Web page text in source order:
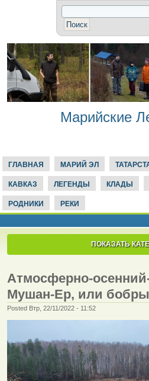
Марийские
ГЛАВНАЯ МАРИЙ ЭЛ
КАВКАЗ ЛЕГЕНДЫ КЛАДЫ
РОДНИКИ РЕКИ
ПОКАЗАТЬ
Атмосферно-
Мушан-Ер, или бобры
Posted Втр, 22/11/2022 - 11:52